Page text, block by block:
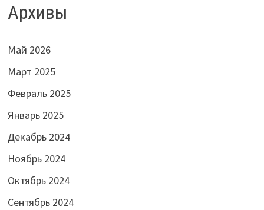
Архивы
Май 2026
Март 2025
Февраль 2025
Январь 2025
Декабрь 2024
Ноябрь 2024
Октябрь 2024
Сентябрь 2024